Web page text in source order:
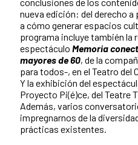
nueva edición: del derecho
a cómo generar espacios
programa incluye también la
espectáculo Memoria
mayores de 60, de la
para todos-, en el Teatro del
Y la exhibición del
Proyecto Pi(é)ce, del Teatre
Además, varios
impregnarnos de la
prácticas existentes.